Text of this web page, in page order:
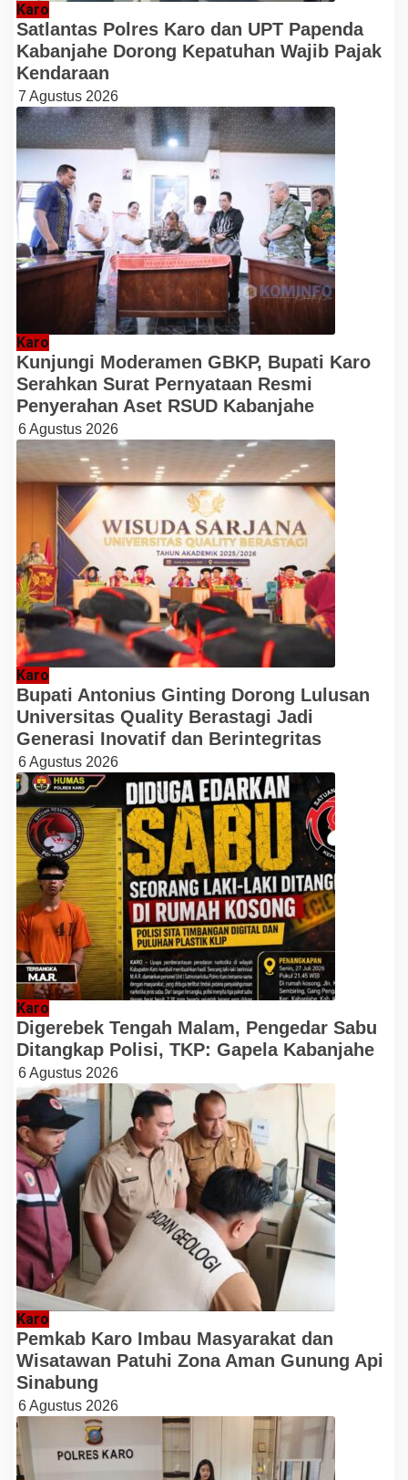
Karo
Satlantas Polres Karo dan UPT Papenda
Kabanjahe Dorong Kepatuhan Wajib Pajak
Kendaraan
7 Agustus 2026
Karo
Kunjungi Moderamen GBKP, Bupati Karo
Serahkan Surat Pernyataan Resmi
Penyerahan Aset RSUD Kabanjahe
6 Agustus 2026
Karo
Bupati Antonius Ginting Dorong Lulusan
Universitas Quality Berastagi Jadi
Generasi Inovatif dan Berintegritas
6 Agustus 2026
Karo
Digerebek Tengah Malam, Pengedar Sabu
Ditangkap Polisi, TKP: Gapela Kabanjahe
6 Agustus 2026
Karo
Pemkab Karo Imbau Masyarakat dan
Wisatawan Patuhi Zona Aman Gunung Api
Sinabung
6 Agustus 2026